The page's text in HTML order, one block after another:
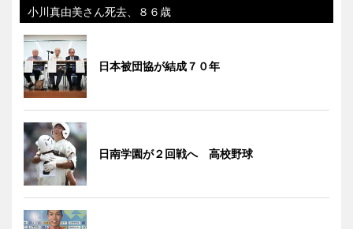
小川真由美さん死去、８６歳
日本被団協が結成７０年
日南学園が２回戦へ 高校野球